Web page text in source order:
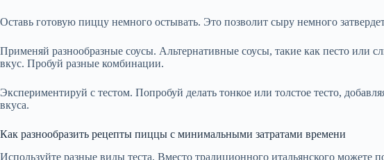
Оставь готовую пиццу немного остывать. Это позволит сыру немного
Применяй разнообразные соусы. Альтернативные соусы, такие как песто или
вкус. Пробуй разные комбинации.
Экспериментируй с тестом. Попробуй делать тонкое или толстое тесто,
вкуса.
Как разнообразить рецепты пиццы с минимальными затратами времени
Используйте разные виды теста. Вместо традиционного итальянского можете